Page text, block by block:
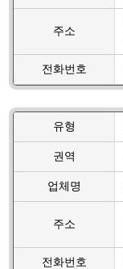
주소
전화번호
유형
권역
업체명
주소
전화번호